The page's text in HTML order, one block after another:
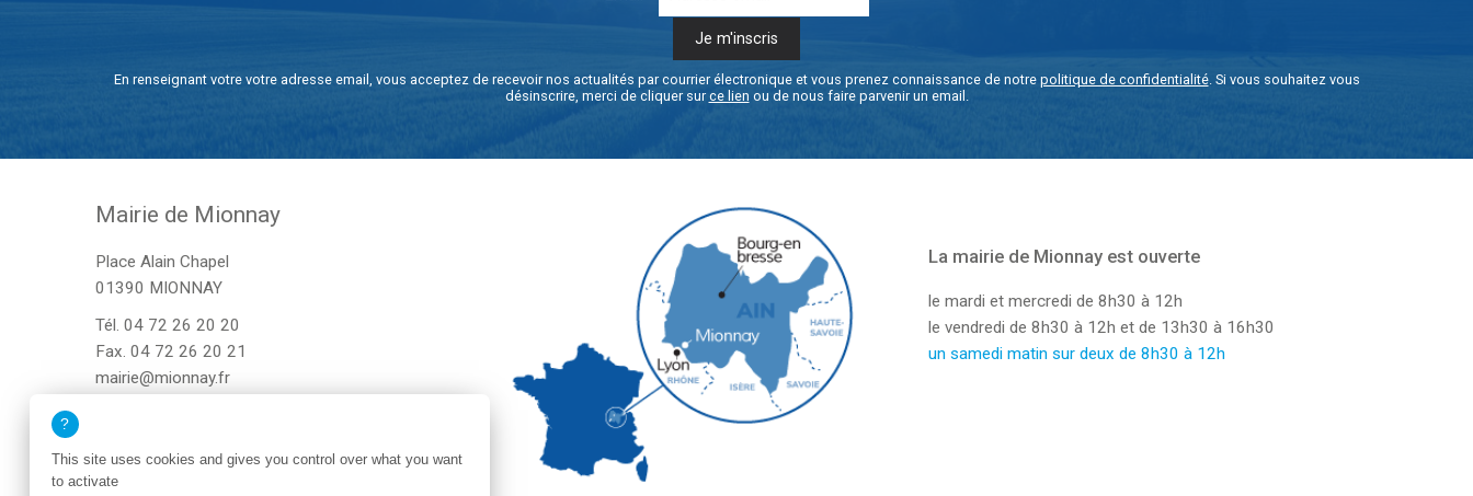
En renseignant votre votre adresse email, vous acceptez de recevoir nos actualités par courrier électronique et vous prenez connaissance de notre politique de confidentialité. Si vous souhaitez vous
désinscrire, merci de cliquer surce lien ou de nous faire parvenir un email.
Mairie de Mionnay
Place Alain Chapel
01390 MIONNAY
Tél.04 72 26 20 20
Fax. 04 72 26 20 21
mairie@mionnay.fr
La mairie de Mionnay est ouverte
le mardi et mercredi de 8h30 à 12h
le vendredi de 8h30 à 12h et de 13h30 à 16h30
un samedi matin sur deux de 8h30 à 12h
This site uses cookies and gives you control over what you want
to activate